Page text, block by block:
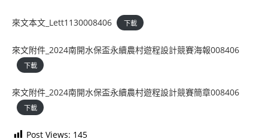
來文本文_Lett1130008406 下載
來文附件_2024南開水保盃永續農村遊程設計競賽海報008406
下載
來文附件_2024南開水保盃永續農村遊程設計競賽簡章008406
下載
Post Views: 145